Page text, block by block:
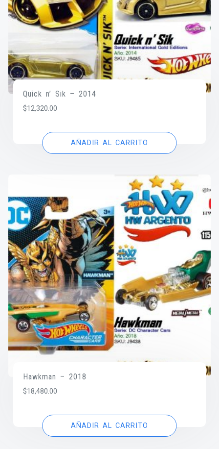
Quick n’ Sik – 2014
$12,320.00
AÑADIR AL CARRITO
Hawkman – 2018
$18,480.00
AÑADIR AL CARRITO